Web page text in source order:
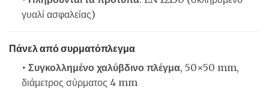
γυαλί ασφαλείας)
Πάνελ από συρματόπλεγμα
• Συγκολλημένο χαλύβδινο πλέγμα, 50×50 mm,
διάμετρος σύρματος 4 mm